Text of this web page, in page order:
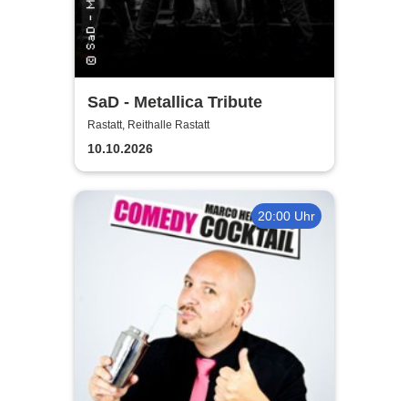
SaD - Metallica Tribute
Rastatt, Reithalle Rastatt
10.10.2026
20:00 Uhr